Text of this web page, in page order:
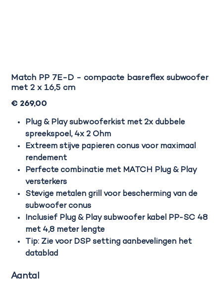
Match PP 7E-D - compacte basreflex subwoofer
met 2 x 16,5 cm
Prijs
€ 269,00
Plug & Play subwooferkist met 2x dubbele
spreekspoel, 4x 2 Ohm
Extreem stijve papieren conus voor maximaal
rendement
Perfecte combinatie met MATCH Plug & Play
versterkers
Stevige metalen grill voor bescherming van de
subwoofer conus
Inclusief Plug & Play subwoofer kabel PP-SC 48
met 4,8 meter lengte
Tip: Zie voor DSP setting aanbevelingen het
datablad
Aantal